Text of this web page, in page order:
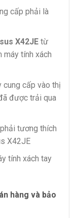
cấp phải là
X42JEtừ
máy tính xách
cung cấp vào thị
được trải qua
tương thích
X42JE
tính xách tay
hàng và bảo